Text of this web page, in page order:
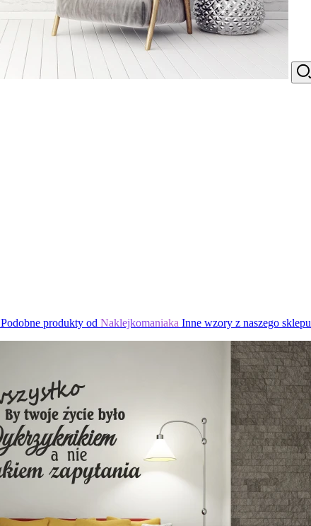
Podobne produkty od Naklejkomaniaka Inne wzory z naszego sklepu